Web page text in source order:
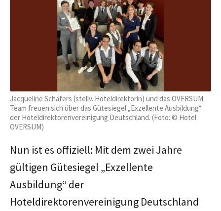
Jacqueline Schäfers (stellv. Hoteldirektorin) und das OVERSUM
Team freuen sich über das Gütesiegel „Exzellente Ausbildung“
der Hoteldirektorenvereinigung Deutschland. (Foto: © Hotel
OVERSUM)
Nun ist es offiziell: Mit dem zwei Jahre
gültigen Gütesiegel „Exzellente
Ausbildung“ der
Hoteldirektorenvereinigung Deutschland